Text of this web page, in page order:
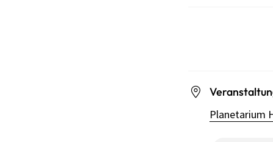
Planetarium